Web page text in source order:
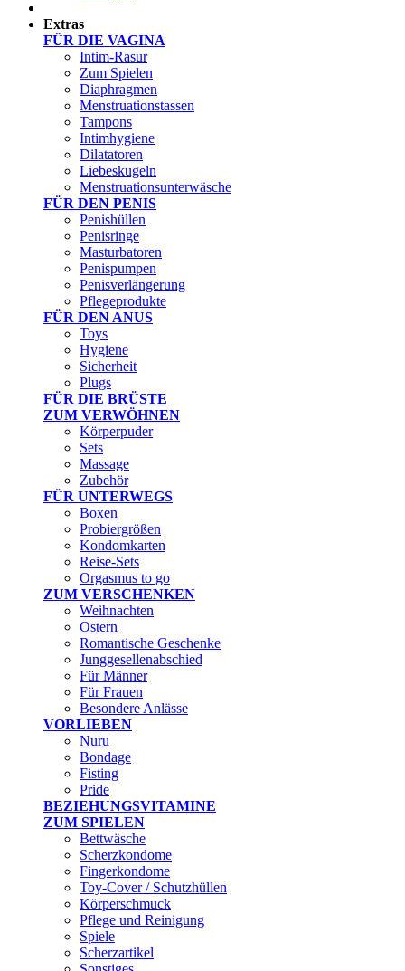
Extras
FÜR DIE VAGINA
Intim-Rasur
Zum Spielen
Diaphragmen
Menstruationstassen
Tampons
Intimhygiene
Dilatatoren
Liebeskugeln
Menstruationsunterwäsche
FÜR DEN PENIS
Penishüllen
Penisringe
Masturbatoren
Penispumpen
Penisverlängerung
Pflegeprodukte
FÜR DEN ANUS
Toys
Hygiene
Sicherheit
Plugs
FÜR DIE BRÜSTE
ZUM VERWÖHNEN
Körperpuder
Sets
Massage
Zubehör
FÜR UNTERWEGS
Boxen
Probiergrößen
Kondomkarten
Reise-Sets
Orgasmus to go
ZUM VERSCHENKEN
Weihnachten
Ostern
Romantische Geschenke
Junggesellenabschied
Für Männer
Für Frauen
Besondere Anlässe
VORLIEBEN
Nuru
Bondage
Fisting
Pride
BEZIEHUNGSVITAMINE
ZUM SPIELEN
Bettwäsche
Scherzkondome
Fingerkondome
Toy-Cover / Schutzhüllen
Körperschmuck
Pflege und Reinigung
Spiele
Scherzartikel